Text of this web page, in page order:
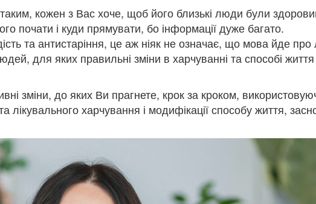
кожен з Вас хоче, щоб його близькі люди були
почати і куди прямувати, бо інформації дуже багато.
та антистаріння, це аж ніяк не означає, що мова йде
для яких правильні зміни в харчуванні та способі
зміни, до яких Ви прагнете, крок за кроком,
лікувального харчування і модифікації способу життя,